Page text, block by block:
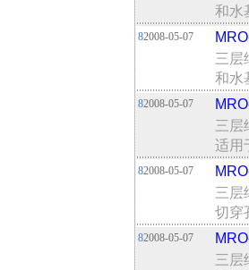
和水
82008-05-07
三层
和水
82008-05-07
三层
适用
82008-05-07
三层
切穿
82008-05-07
三层